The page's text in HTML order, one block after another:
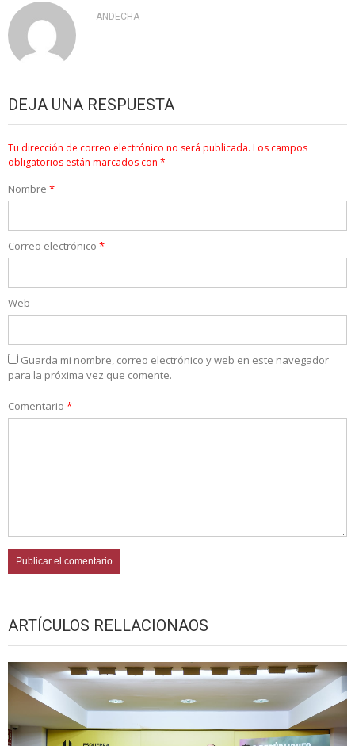
ANDECHA
DEJA UNA RESPUESTA
Tu dirección de correo electrónico no será publicada. Los campos
obligatorios están marcados con *
Nombre *
Correo electrónico *
Web
Guarda mi nombre, correo electrónico y web en este navegador
para la próxima vez que comente.
Comentario *
ARTÍCULOS RELLACIONAOS